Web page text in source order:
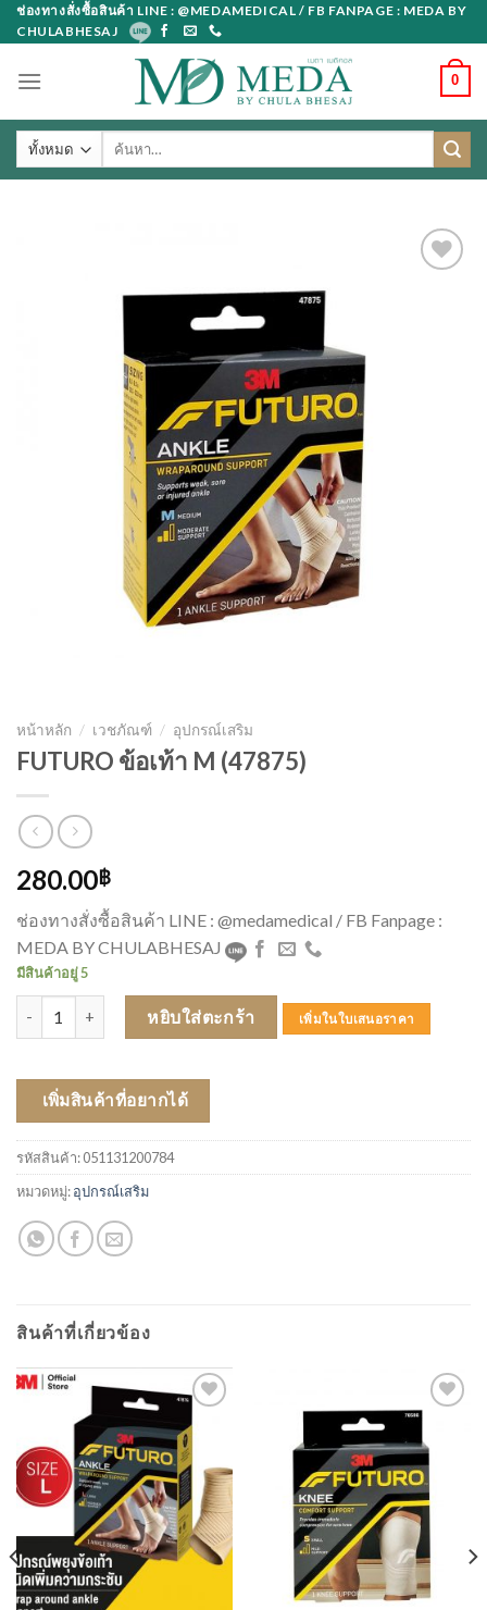
Skip
to
ช่องทางสั่งซื้อสินค้า LINE : @MEDAMEDICAL / FB FANPAGE : MEDA BY
CHULABHESAJ
0
ค้นหา:
หน้าหลัก / เวชภัณฑ์ / อุปกรณ์เสริม
FUTURO ข้อเท้า M (47875)
280.00฿
ช่องทางสั่งซื้อสินค้า LINE : @medamedical / FB Fanpage :
MEDA BY CHULABHESAJ
มีสินค้าอยู่ 5
จำนวน FUTURO ข้อเท้า M (47875) ชิ้น
หยิบใส่ตะกร้า เพิ่มในใบเสนอราคา
เพิ่มสินค้าที่อยากได้
รหัสสินค้า:051131200784
หมวดหมู่:อุปกรณ์เสริม
สินค้าที่เกี่ยวข้อง